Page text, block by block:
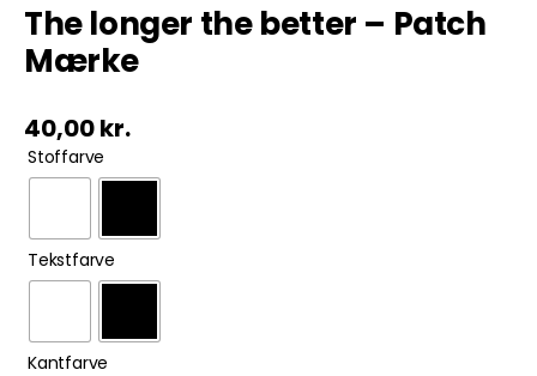
Tøj & Andre Varer
Rodkasse/Tilbud
The longer the better – Patch
Mærke
40,00kr.
Stoffarve
Tekstfarve
Kantfarve